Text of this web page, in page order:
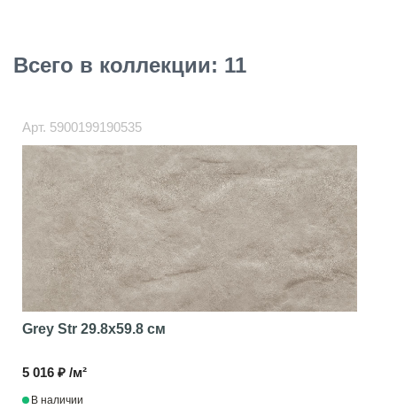
Всего в коллекции: 11
Арт. 5900199190535
Grey Str 29.8x59.8 см
5 016 ₽ /м²
В наличии